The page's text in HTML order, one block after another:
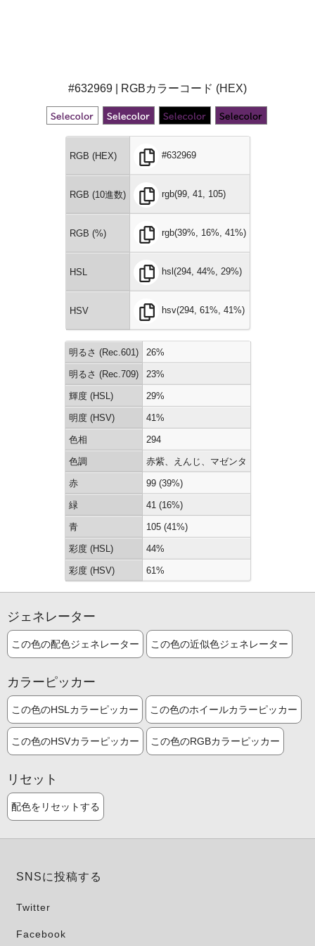
#632969 | RGBカラーコード (HEX)
RGB (HEX) #632969
RGB (10進数) rgb(99, 41, 105)
RGB (%) rgb(39%, 16%, 41%)
HSL hsl(294, 44%, 29%)
HSV hsv(294, 61%, 41%)
明るさ (Rec.601) 26%
明るさ (Rec.709) 23%
輝度 (HSL) 29%
明度 (HSV) 41%
色相 294
色調 赤紫、えんじ、マゼンタ
赤 99 (39%)
緑 41 (16%)
青 105 (41%)
彩度 (HSL) 44%
彩度 (HSV) 61%
ジェネレーター
この色の配色ジェネレーター この色の近似色ジェネレーター
カラーピッカー
この色のHSLカラーピッカー この色のホイールカラーピッカー
この色のHSVカラーピッカー この色のRGBカラーピッカー
リセット
配色をリセットする
SNSに投稿する
Twitter
Facebook